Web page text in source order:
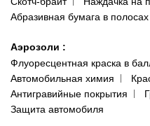
Абразивная бумага в полосах
Аэрозоли :
Флуоресцентная краска в
Автомобильная химия
Антигравийные покрытия
Защита автомобиля